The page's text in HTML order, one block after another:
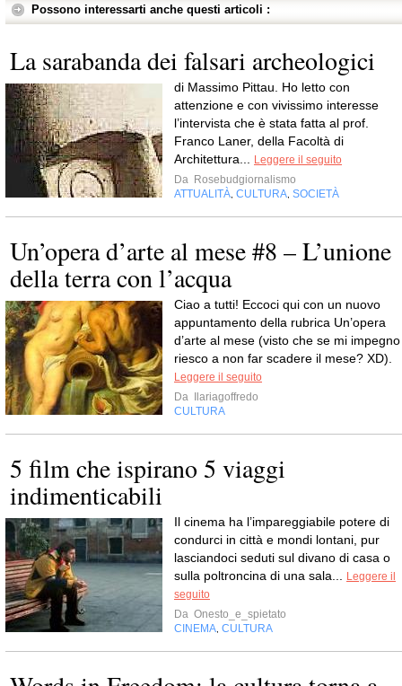
Possono interessarti anche questi articoli :
La sarabanda dei falsari archeologici
di Massimo Pittau. Ho letto con
attenzione e con vivissimo interesse
l’intervista che è stata fatta al prof.
Franco Laner, della Facoltà di
Architettura...
Leggere il seguito
Da Rosebudgiornalismo
ATTUALITÀ CULTURA SOCIETÀ
Un’opera d’arte al mese #8 – L’unione
della terra con l’acqua
Ciao a tutti! Eccoci qui con un nuovo
appuntamento della rubrica Un’opera
d’arte al mese (visto che se mi impegno
riesco a non far scadere il mese? XD).
Leggere il seguito
Da
Ilariagoffredo
CULTURA
5 film che ispirano 5 viaggi
indimenticabili
Il cinema ha l’impareggiabile potere di
condurci in città e mondi lontani, pur
lasciandoci seduti sul divano di casa o
sulla poltroncina di una sala...
Leggere il
seguito
Da Onesto_e_spietato
CINEMA CULTURA